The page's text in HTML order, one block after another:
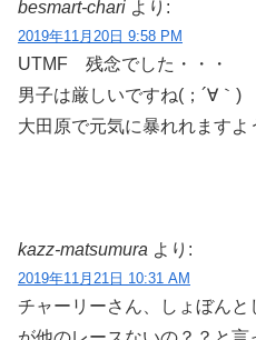
besmart-chari より:
2019年11月20日 9:58 PM
UTMF 残念でした・・・
男子は厳しいですね(；´∀｀)
大田原で元気に暴れれますよ
kazz-matsumura より:
2019年11月21日 10:31 AM
チャーリーさん、しょぼんと